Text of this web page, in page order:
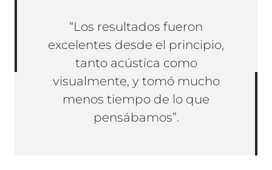
“Los resultados fueron
excelentes desde el principio,
tanto acústica como
visualmente, y tomó mucho
menos tiempo de lo que
pensábamos”.